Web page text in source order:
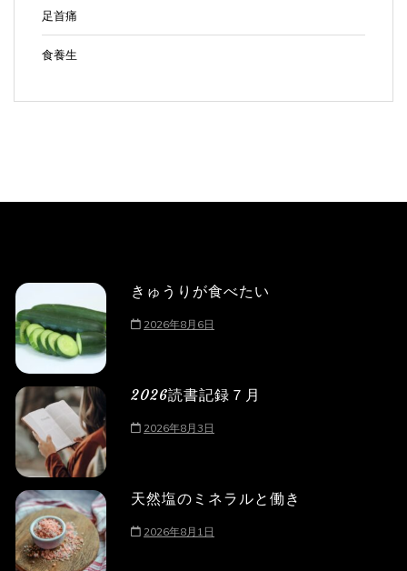
足首痛
食養生
きゅうりが食べたい
2026年8月6日
2026読書記録７月
2026年8月3日
天然塩のミネラルと働き
2026年8月1日